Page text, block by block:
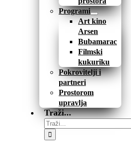
Programi
Art kino
Arsen
Bubamarac
Filmski
kukuriku
Pokrovitelji i
partneri
Prostorom
upravlja
Traži...